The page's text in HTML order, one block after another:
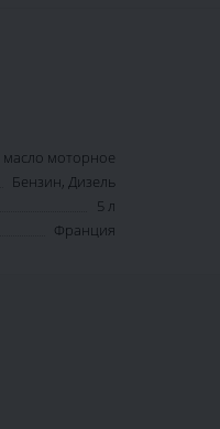
масло моторное
Бензин, Дизель
5 л
Франция